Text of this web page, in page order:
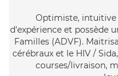
Optimiste, intuitive
d'expérience et possède
Familles (ADVF).
cérébraux et le HIV /
courses/livraison,